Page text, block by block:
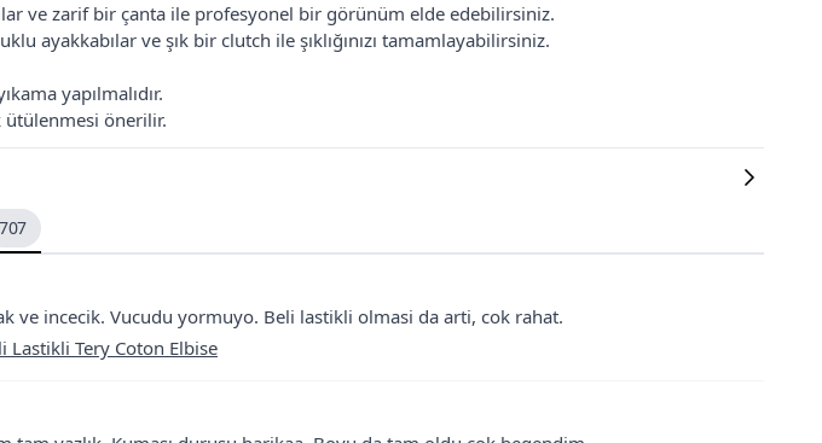
ve zarif bir çanta ile profesyonel bir görünüm elde edebilirsiniz.
ayakkabılar ve şık bir clutch ile şıklığınızı tamamlayabilirsiniz.
yapılmalıdır.
ütülenmesi önerilir.
707
ve incecik. Vucudu yormuyo. Beli lastikli olmasi da arti, cok rahat.
Lastikli Tery Coton Elbise